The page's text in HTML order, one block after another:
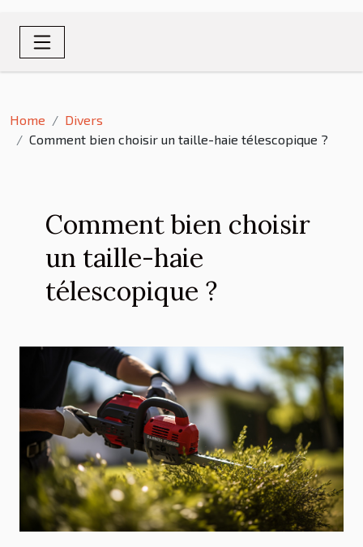
Home
Divers
Comment bien choisir un taille-haie télescopique ?
Comment bien choisir
un taille-haie
télescopique ?